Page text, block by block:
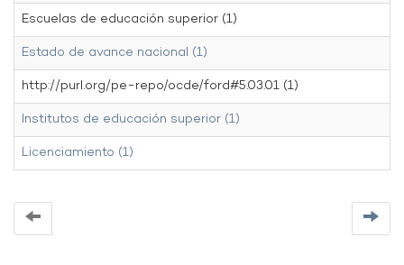
Escuelas de educación superior (1)
Estado de avance nacional (1)
http://purl.org/pe-repo/ocde/ford#5.03.01 (1)
Institutos de educación superior (1)
Licenciamiento (1)